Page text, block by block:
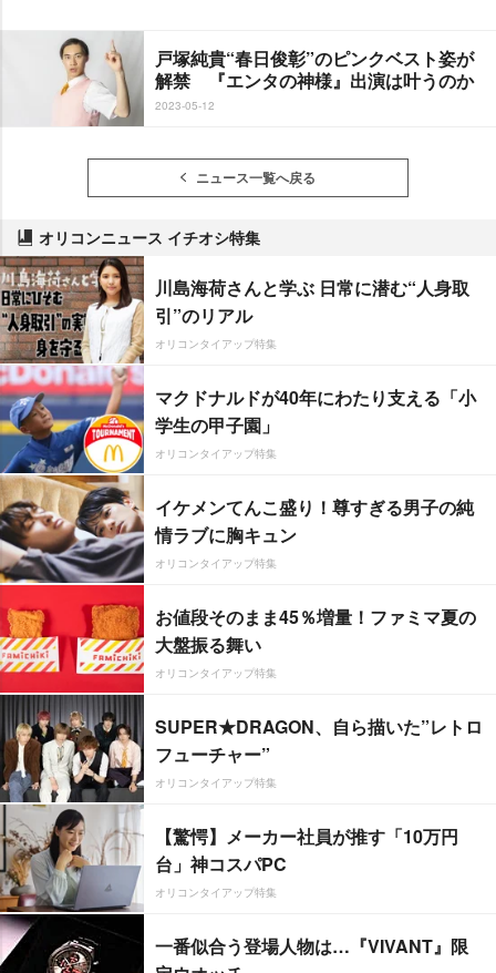
戸塚純貴“春日俊彰”のピンクベスト姿が
解禁 『エンタの神様』出演は叶うのか
2023-05-12
ニュース一覧へ戻る
オリコンニュース イチオシ特集
川島海荷さんと学ぶ 日常に潜む“人身取
引”のリアル
オリコンタイアップ特集
マクドナルドが40年にわたり支える「小
学生の甲子園」
オリコンタイアップ特集
イケメンてんこ盛り！尊すぎる男子の純
情ラブに胸キュン
オリコンタイアップ特集
お値段そのまま45％増量！ファミマ夏の
大盤振る舞い
オリコンタイアップ特集
SUPER★DRAGON、自ら描いた”レトロ
フューチャー”
オリコンタイアップ特集
【驚愕】メーカー社員が推す「10万円
台」神コスパPC
オリコンタイアップ特集
一番似合う登場人物は…『VIVANT』限